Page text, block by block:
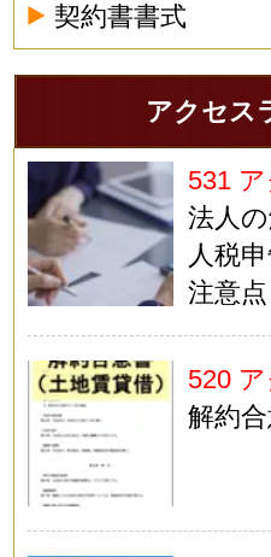
契約書書式
アクセス
531
法人
人税
注意点
520
解約合